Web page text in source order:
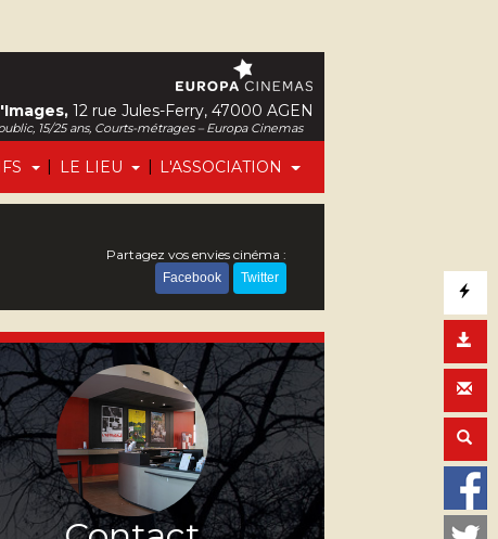
| LE LIEU | L'ASSOCIATION
12 rue Jules-Ferry, 47000 AGEN
15/25 ans, Courts-métrages – Europa Cinemas
Partagez vos envies cinéma :
Facebook Twitter